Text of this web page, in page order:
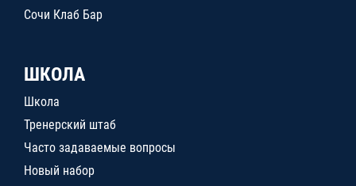
Сочи Клаб Бар
ШКОЛА
Школа
Тренерский штаб
Часто задаваемые вопросы
Новый набор